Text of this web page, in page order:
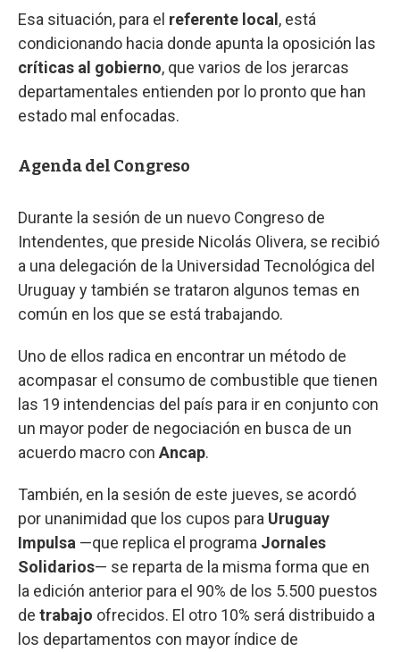
Esa situación, para el referente local , está
condicionando hacia donde apunta la oposición las
críticas al gobierno, que varios de los jerarcas
departamentales entienden por lo pronto que han
estado mal enfocadas.
Agenda del Congreso
Durante la sesión de un nuevo Congreso de
Intendentes, que preside Nicolás Olivera, se recibió
a una delegación de la Universidad Tecnológica del
Uruguay y también se trataron algunos temas en
común en los que se está trabajando.
Uno de ellos radica en encontrar un método de
acompasar el consumo de combustible que tienen
las 19 intendencias del país para ir en conjunto con
un mayor poder de negociación en busca de un
acuerdo macro con Ancap.
También, en la sesión de este jueves, se acordó
por unanimidad que los cupos para Uruguay
Impulsa —que replica el programa Jornales
Solidarios— se reparta de la misma forma que en
la edición anterior para el 90% de los 5.500 puestos
de trabajo ofrecidos. El otro 10% será distribuido a
los departamentos con mayor índice de